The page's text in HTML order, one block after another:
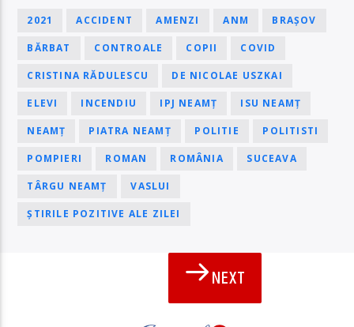
2021 ACCIDENT AMENZI ANM BRAȘOV
BĂRBAT CONTROALE COPII COVID
CRISTINA RĂDULESCU DE NICOLAE USZKAI
ELEVI INCENDIU IPJ NEAMȚ ISU NEAMȚ
NEAMȚ PIATRA NEAMȚ POLITIE POLITISTI
POMPIERI ROMAN ROMÂNIA SUCEAVA
TÂRGU NEAMȚ VASLUI
ȘTIRILE POZITIVE ALE ZILEI
NEXT